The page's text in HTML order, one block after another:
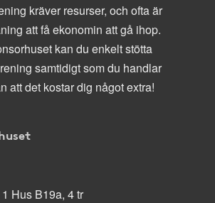
kräver resurser, och ofta är
att få ekonomin att gå ihop.
kan du enkelt stötta
samtidigt som du handlar
att det kostar dig något extra!
Hus B19a, 4 tr